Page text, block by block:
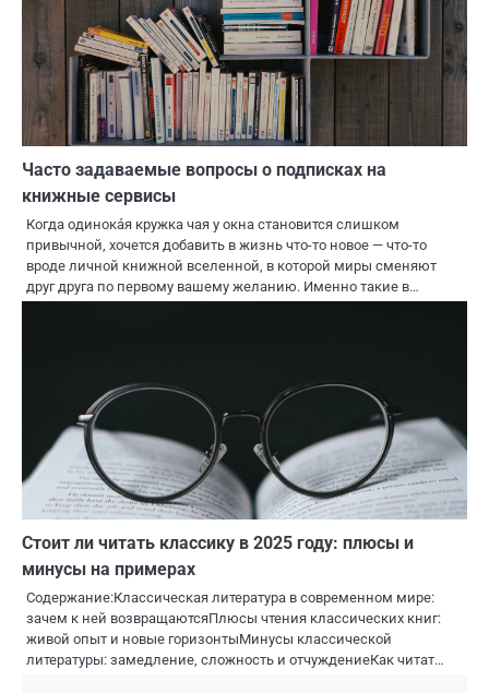
Часто задаваемые вопросы о подписках на
книжные сервисы
Когда одинока́я кружка чая у окна становится слишком
привычной, хочется добавить в жизнь что-то новое — что-то
вроде личной книжной вселенной, в которой миры сменяют
друг друга по первому вашему желанию. Именно такие в…
Стоит ли читать классику в 2025 году: плюсы и
минусы на примерах
Содержание:Классическая литература в современном мире:
зачем к ней возвращаютсяПлюсы чтения классических книг:
живой опыт и новые горизонтыМинусы классической
литературы: замедление, сложность и отчуждениеКак читат…